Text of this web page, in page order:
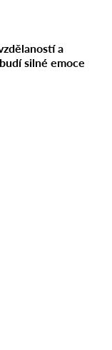
a
silné emoce